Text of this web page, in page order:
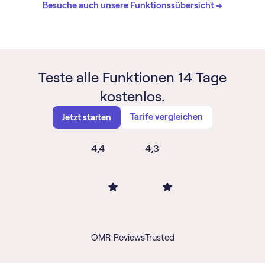
Besuche auch unsere Funktionssübersicht →
Teste alle Funktionen 14 Tage
kostenlos.
Jetzt starten Tarife vergleichen
4,4
OMR Reviews
4,3
Trusted